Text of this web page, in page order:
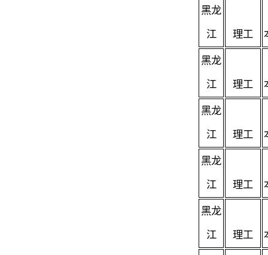
黑龙
江 理工
黑龙
江 理工
黑龙
江 理工
黑龙
江 理工
黑龙
江 理工